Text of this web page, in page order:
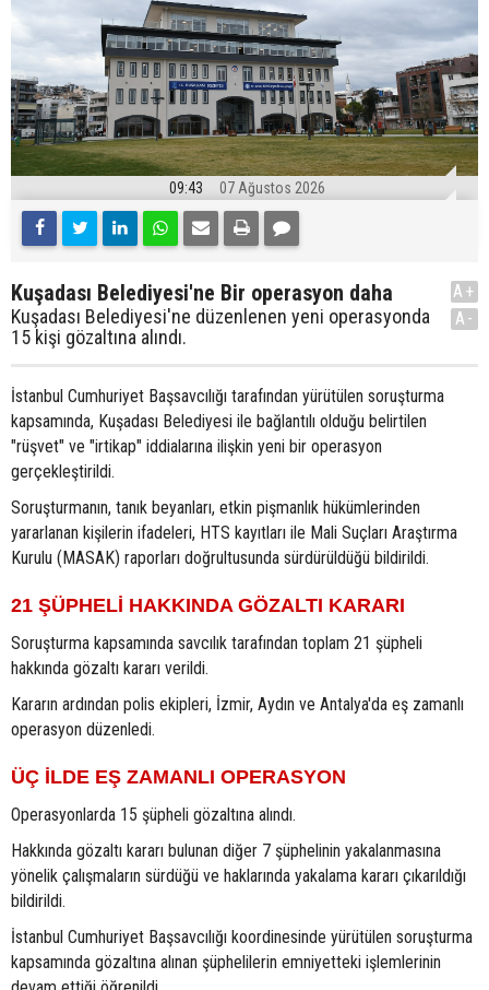
09:43 07 Ağustos 2026
Kuşadası Belediyesi'ne Bir operasyon daha
Kuşadası Belediyesi'ne düzenlenen yeni operasyonda
15 kişi gözaltına alındı.
A+
A-
İstanbul Cumhuriyet Başsavcılığı tarafından yürütülen soruşturma
kapsamında, Kuşadası Belediyesi ile bağlantılı olduğu belirtilen
"rüşvet" ve "irtikap" iddialarına ilişkin yeni bir operasyon
gerçekleştirildi.
Soruşturmanın, tanık beyanları, etkin pişmanlık hükümlerinden
yararlanan kişilerin ifadeleri, HTS kayıtları ile Mali Suçları Araştırma
Kurulu (MASAK) raporları doğrultusunda sürdürüldüğü bildirildi.
21 ŞÜPHELİ HAKKINDA GÖZALTI KARARI
Soruşturma kapsamında savcılık tarafından toplam 21 şüpheli
hakkında gözaltı kararı verildi.
Kararın ardından polis ekipleri, İzmir, Aydın ve Antalya'da eş zamanlı
operasyon düzenledi.
ÜÇ İLDE EŞ ZAMANLI OPERASYON
Operasyonlarda 15 şüpheli gözaltına alındı.
Hakkında gözaltı kararı bulunan diğer 7 şüphelinin yakalanmasına
yönelik çalışmaların sürdüğü ve haklarında yakalama kararı çıkarıldığı
bildirildi.
İstanbul Cumhuriyet Başsavcılığı koordinesinde yürütülen soruşturma
kapsamında gözaltına alınan şüphelilerin emniyetteki işlemlerinin